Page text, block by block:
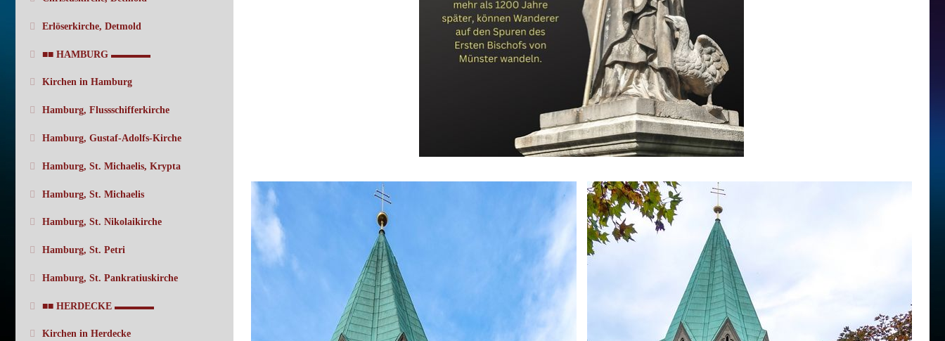
Erlöserkirche, Detmold
■■ HAMBURG ▬▬▬▬
Kirchen in Hamburg
Hamburg, Flussschifferkirche
Hamburg, Gustaf-Adolfs-Kirche
Hamburg, St. Michaelis, Krypta
Hamburg, St. Michaelis
Hamburg, St. Nikolaikirche
Hamburg, St. Petri
Hamburg, St. Pankratiuskirche
■■ HERDECKE ▬▬▬▬
Kirchen in Herdecke